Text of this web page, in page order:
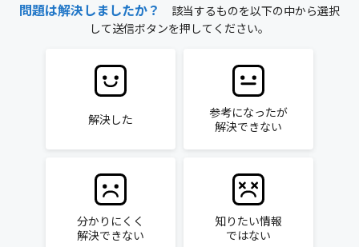
問題は解決しましたか？
該当するものを以下の中から選択
して送信ボタンを押してください。
解決した
参考になったが
解決できない
分かりにくく
解決できない
知りたい情報
ではない